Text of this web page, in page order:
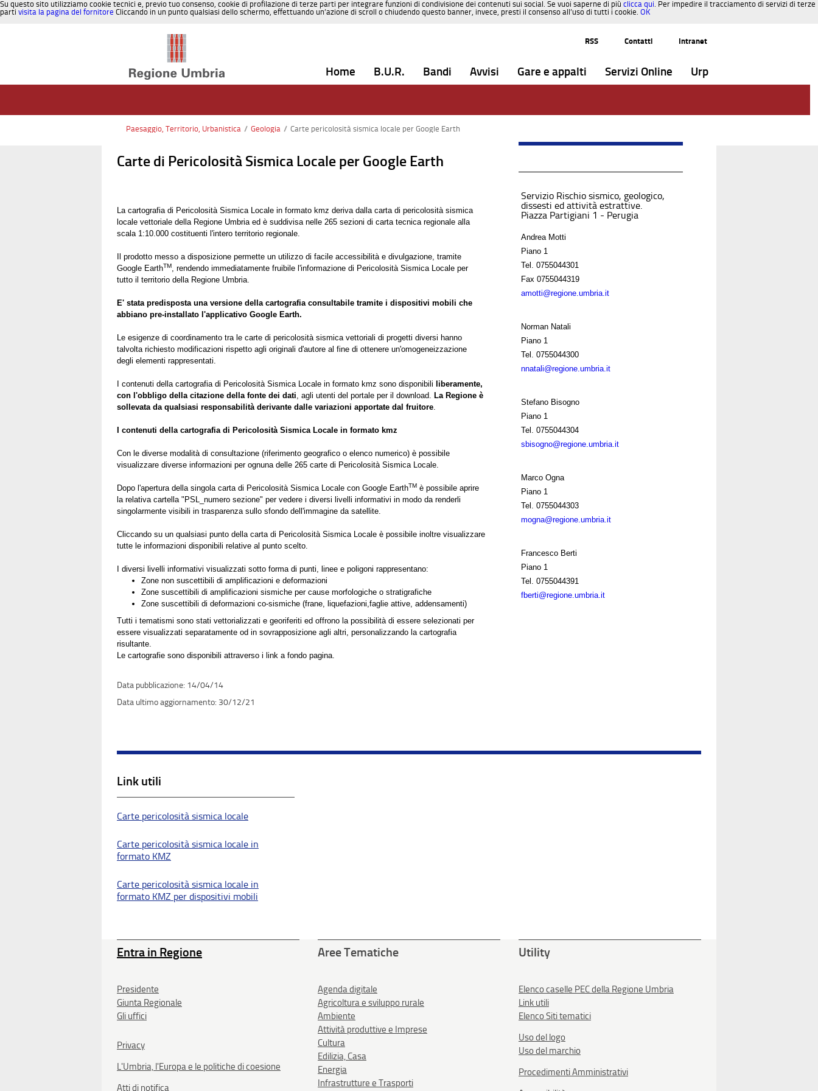
Su questo sito utilizziamo cookie tecnici e, previo tuo consenso, cookie di profilazione di terze parti per integrare funzioni di condivisione dei contenuti sui social. Se vuoi saperne di più clicca qui. Per impedire il tracciamento di servizi di terze
parti visita la pagina del fornitore Cliccando in un punto qualsiasi dello schermo, effettuando un’azione di scroll o chiudendo questo banner, invece, presti il consenso all’uso di tutti i cookie. OK
RSS
Contatti Intranet
Home B.U.R. Bandi Avvisi Gare e appalti Servizi Online Urp
Paesaggio, Territorio, Urbanistica / Geologia / Carte pericolosità sismica locale per Google Earth
Carte di Pericolosità Sismica Locale per Google Earth
La cartografia di Pericolosità Sismica Locale in formato kmz deriva dalla carta di pericolosità sismica
locale vettoriale della Regione Umbria ed è suddivisa nelle 265 sezioni di carta tecnica regionale alla
scala 1:10.000 costituenti l'intero territorio regionale.
Il prodotto messo a disposizione permette un utilizzo di facile accessibilità e divulgazione, tramite
Google EarthTM
, rendendo immediatamente fruibile l'informazione di Pericolosità Sismica Locale per
tutto il territorio della Regione Umbria.
E' stata predisposta una versione della cartografia consultabile tramite i dispositivi mobili che
abbiano pre-installato l'applicativo Google Earth.
Le esigenze di coordinamento tra le carte di pericolosità sismica vettoriali di progetti diversi hanno
talvolta richiesto modificazioni rispetto agli originali d'autore al fine di ottenere un'omogeneizzazione
degli elementi rappresentati.
I contenuti della cartografia di Pericolosità Sismica Locale in formato kmz sono disponibili liberamente,
con l'obbligo della citazione della fonte dei dati , agli utenti del portale per il download. La Regione è
sollevata da qualsiasi responsabilità derivante dalle variazioni apportate dal fruitore
I contenuti della cartografia di Pericolosità Sismica Locale in formato kmz
Con le diverse modalità di consultazione (riferimento geografico o elenco numerico) è possibile
visualizzare diverse informazioni per ognuna delle 265 carte di Pericolosità Sismica Locale.
Dopo l'apertura della singola carta di Pericolosità Sismica Locale con Google EarthTM è possibile aprire
la relativa cartella "PSL_numero sezione" per vedere i diversi livelli informativi in modo da renderli
singolarmente visibili in trasparenza sullo sfondo dell'immagine da satellite.
Cliccando su un qualsiasi punto della carta di Pericolosità Sismica Locale è possibile inoltre visualizzare
tutte le informazioni disponibili relative al punto scelto.
I diversi livelli informativi visualizzati sotto forma di punti, linee e poligoni rappresentano:
Zone non suscettibili di amplificazioni e deformazioni
Zone suscettibili di amplificazioni sismiche per cause morfologiche o stratigrafiche
Zone suscettibili di deformazioni co-sismiche (frane, liquefazioni,faglie attive, addensamenti)
Tutti i tematismi sono stati vettorializzati e georiferiti ed offrono la possibilità di essere selezionati per
essere visualizzati separatamente od in sovrapposizione agli altri, personalizzando la cartografia
risultante.
Le cartografie sono disponibili attraverso i link a fondo pagina.
14/04/14
30/12/21
Servizio Rischio sismico, geologico,
dissesti ed attività estrattive.
Piazza Partigiani 1 - Perugia
Andrea Motti
Piano 1
Tel.
0755044301
Fax 0755044319
amotti@regione.umbria.it
Norman Natali
Piano 1
Tel.
0755044300
nnatali@regione.umbria.it
Stefano Bisogno
Piano 1
Tel.
0755044304
sbisogno@regione.umbria.it
Marco Ogna
Piano 1
Tel.
0755044303
mogna@regione.umbria.it
Francesco Berti
Piano 1
Tel.
0755044391
fberti@regione.umbria.it
Link utili
Carte pericolosità sismica locale
Carte pericolosità sismica locale in
formato KMZ
Carte pericolosità sismica locale in
formato KMZ per dispositivi mobili
Entra in Regione
Presidente
Giunta Regionale
Gli uffici
Privacy
L'Umbria, l'Europa e le politiche di coesione
Atti di notifica
Aree Tematiche
Agenda digitale
Agricoltura e sviluppo rurale
Ambiente
Attività produttive e Imprese
Cultura
Edilizia, Casa
Energia
Infrastrutture e Trasporti
Utility
Elenco caselle PEC della Regione Umbria
Link utili
Elenco Siti tematici
Uso del logo
Uso del marchio
Procedimenti Amministrativi